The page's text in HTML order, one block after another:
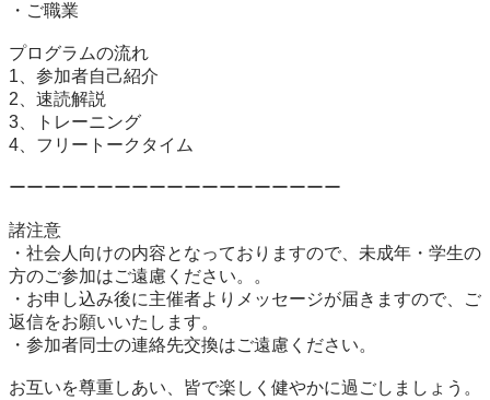
・ご職業
プログラムの流れ
1、参加者自己紹介
2、速読解説
3、トレーニング
4、フリートークタイム
ーーーーーーーーーーーーーーーーーーー
諸注意
・社会人向けの内容となっておりますので、未成年・学生の
方のご参加はご遠慮ください。。
・お申し込み後に主催者よりメッセージが届きますので、ご
返信をお願いいたします。
・参加者同士の連絡先交換はご遠慮ください。
お互いを尊重しあい、皆で楽しく健やかに過ごしましょう。